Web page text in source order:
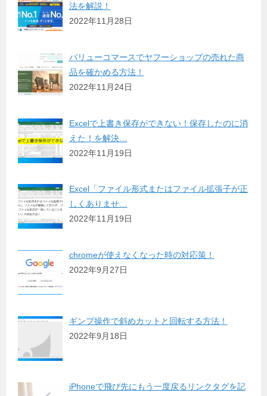
法を解説！
2022年11月28日
バリューコマースでヤフーショップの売れた商
品を確かめる方法！
2022年11月24日
Excelで上書き保存ができない！保存したのに消
えた！を解決…
2022年11月19日
Excel「ファイル形式またはファイル拡張子が正
しくありませ…
2022年11月19日
chromeが使えなくなった時の対応策！
2022年9月27日
ギンプ操作で斜めカットと回転する方法！
2022年9月18日
iPhoneで飛び先にもう一度戻るリンクタグを記